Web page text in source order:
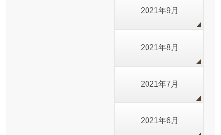
2021年9月
2021年8月
2021年7月
2021年6月